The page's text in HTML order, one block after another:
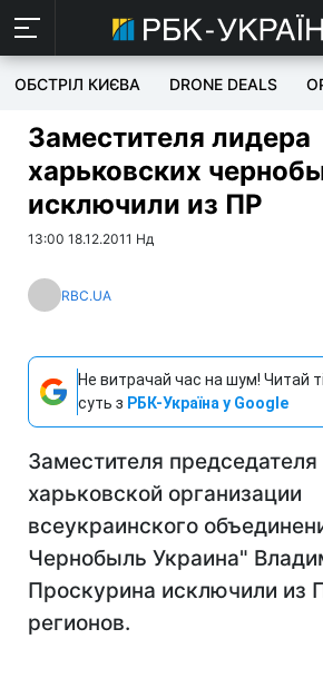
ОБСТРІЛ КИЄВА DRONE DEALS
Заместителя лидера
харьковских
исключили из ПР
13:00 18.12.2011 Нд
RBC.UA
Не витрачай час на шум! Читай
суть з РБК-Україна у Google
Заместителя председателя
харьковской организации
всеукраинского
Чернобыль Украина"
Проскурина исключили из
регионов.